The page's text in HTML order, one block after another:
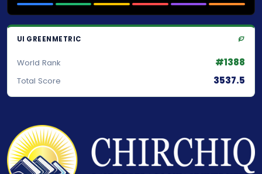
UI GREENMETRIC
World Rank #1388
Total Score 3537.5